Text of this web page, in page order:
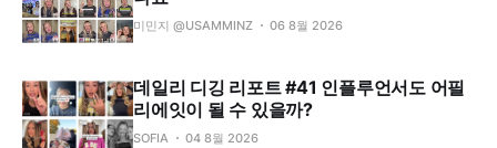
미민지 @USAMMINZ 06 8월 2026
데일리 디깅 리포트 #41 인플루언서도 어필
리에잇이 될 수 있을까?
SOFIA 04 8월 2026